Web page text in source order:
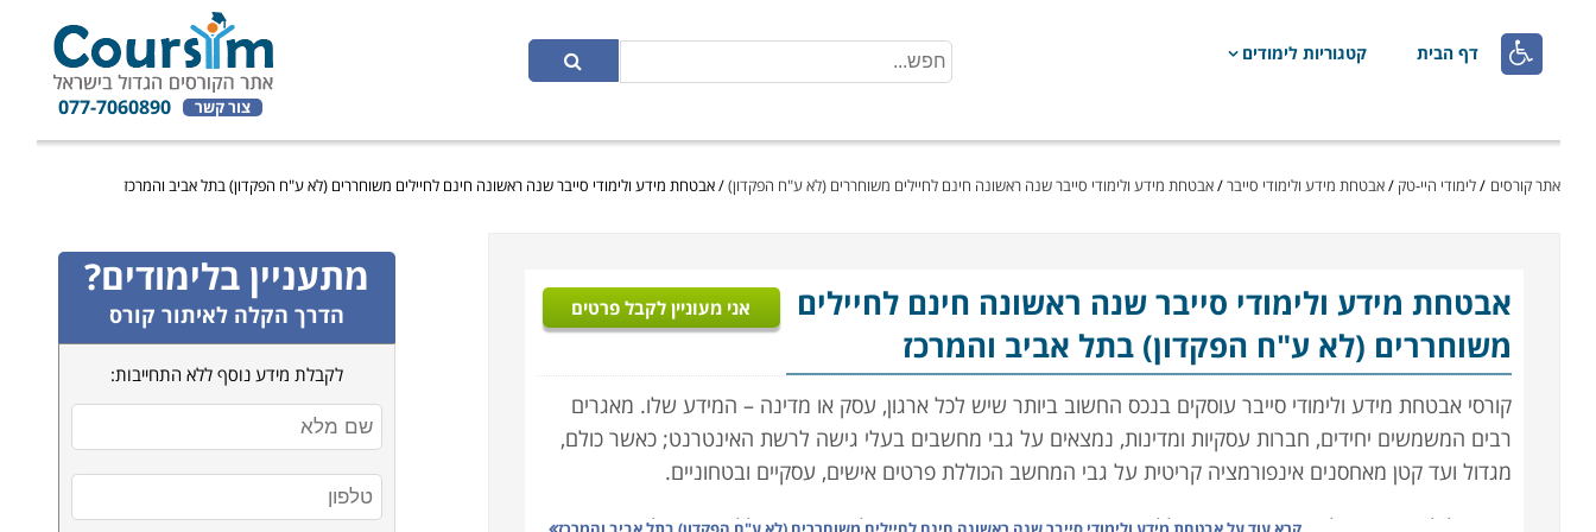
 דף הבית קטגוריות לימודים
צור קשר 077-7060890
אתר קורסים /לימודי היי-טק /אבטחת מידע ולימודי סייבר/אבטחת מידע ולימודי סייבר שנה ראשונה חינם לחיילים משוחררים (לא ע"ח הפקדון)/אבטחת מידע ולימודי סייבר שנה ראשונה חינם לחיילים משוחררים (לא ע"ח הפקדון) בתל אביב והמרכז
אבטחת מידע ולימודי סייברשנה ראשונה חינם לחיילים
משוחררים (לא ע"ח הפקדון) בתל אביב והמרכז
אני מעוניין לקבל פרטים
קורסי אבטחת מידע ולימודי סייבר עוסקים בנכס החשוב ביותר שיש לכל ארגון, עסק או מדינה – המידע שלו. מאגרים
רבים המשמשים יחידים, חברות עסקיות ומדינות, נמצאים על גבי מחשבים בעלי גישה לרשת האינטרנט; כאשר כולם,
מגדול ועד קטן מאחסנים אינפורמציה קריטית על גבי המחשב הכוללת פרטים אישים, עסקיים ובטחוניים.
במקביל לצמיחתם של אמצעי מיגון משוכללים, גם ההאקרים ופורצי המחשבים למיניהם משכללים את יכולותיהם ומנסים
מתעניין בלימודים?
הדרך הקלה לאיתור קורס
לקבלת מידע נוסף ללא התחייבות: